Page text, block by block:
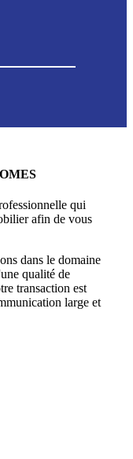
qui
afin de vous
dans le domaine
qualité de
transaction est
large et